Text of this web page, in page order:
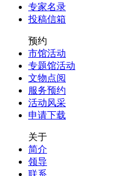
专家名录
投稿信箱
预约
市馆活动
专题馆活动
文物点阅
服务预约
活动风采
申请下载
关于
简介
领导
联系